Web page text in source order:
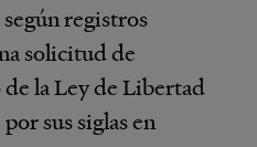
registros
solicitud de
la Ley de Libertad
sus siglas en